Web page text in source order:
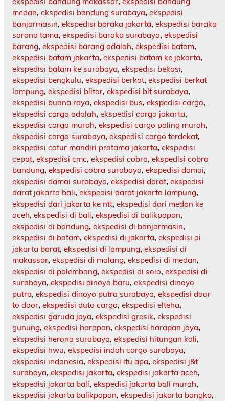
medan, ekspedisi bandung surabaya, ekspedisi
banjarmasin, ekspedisi baraka jakarta, ekspedisi baraka
sarana tama, ekspedisi baraka surabaya, ekspedisi
barang, ekspedisi barang adalah, ekspedisi batam,
ekspedisi batam jakarta, ekspedisi batam ke jakarta,
ekspedisi batam ke surabaya, ekspedisi bekasi,
ekspedisi bengkulu, ekspedisi berkat, ekspedisi berkat
lampung, ekspedisi blitar, ekspedisi blt surabaya,
ekspedisi buana raya, ekspedisi bus, ekspedisi cargo,
ekspedisi cargo adalah, ekspedisi cargo jakarta,
ekspedisi cargo murah, ekspedisi cargo paling murah,
ekspedisi cargo surabaya, ekspedisi cargo terdekat,
ekspedisi catur mandiri pratama jakarta, ekspedisi
cepat, ekspedisi cmc, ekspedisi cobra, ekspedisi cobra
bandung, ekspedisi cobra surabaya, ekspedisi damai,
ekspedisi damai surabaya, ekspedisi darat, ekspedisi
darat jakarta bali, ekspedisi darat jakarta lampung,
ekspedisi dari jakarta ke ntt, ekspedisi dari medan ke
aceh, ekspedisi di bali, ekspedisi di balikpapan,
ekspedisi di bandung, ekspedisi di banjarmasin,
ekspedisi di batam, ekspedisi di jakarta, ekspedisi di
jakarta barat, ekspedisi di lampung, ekspedisi di
makassar, ekspedisi di malang, ekspedisi di medan,
ekspedisi di palembang, ekspedisi di solo, ekspedisi di
surabaya, ekspedisi dinoyo baru, ekspedisi dinoyo
putra, ekspedisi dinoyo putra surabaya, ekspedisi door
to door, ekspedisi duta cargo, ekspedisi elteha,
ekspedisi garuda jaya, ekspedisi gresik, ekspedisi
gunung, ekspedisi harapan, ekspedisi harapan jaya,
ekspedisi herona surabaya, ekspedisi hitungan koli,
ekspedisi hwu, ekspedisi indah cargo surabaya,
ekspedisi indonesia, ekspedisi itu apa, ekspedisi j&t
surabaya, ekspedisi jakarta, ekspedisi jakarta aceh,
ekspedisi jakarta bali, ekspedisi jakarta bali murah,
ekspedisi jakarta balikpapan, ekspedisi jakarta bangka,